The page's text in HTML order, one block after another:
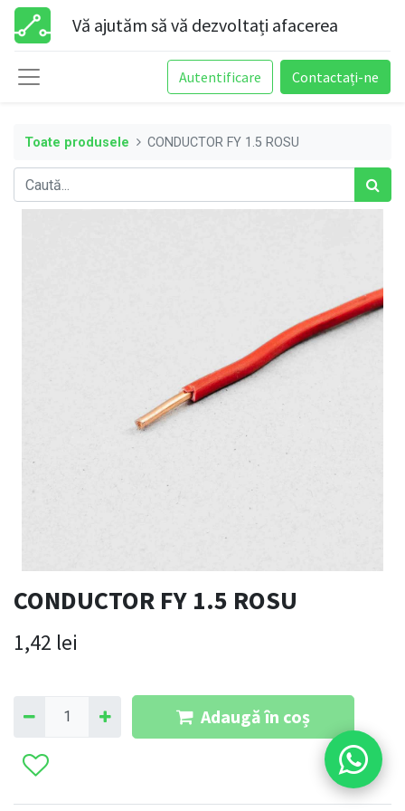
Vă ajutăm să vă dezvoltați afacerea
Autentificare Contactați-ne
Toate produsele CONDUCTOR FY 1.5 ROSU
CONDUCTOR FY 1.5 ROSU
1,42 lei
Adaugă în coș